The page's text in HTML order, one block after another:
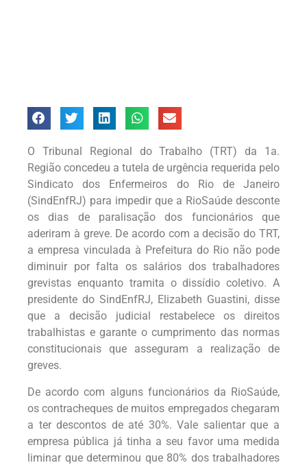
O Tribunal Regional do Trabalho (TRT) da 1a.
Região concedeu a tutela de urgência requerida pelo
Sindicato dos Enfermeiros do Rio de Janeiro
(SindEnfRJ) para impedir que a RioSaúde desconte
os dias de paralisação dos funcionários que
aderiram à greve. De acordo com a decisão do TRT,
a empresa vinculada à Prefeitura do Rio não pode
diminuir por falta os salários dos trabalhadores
grevistas enquanto tramita o dissídio coletivo. A
presidente do SindEnfRJ, Elizabeth Guastini, disse
que a decisão judicial restabelece os direitos
trabalhistas e garante o cumprimento das normas
constitucionais que asseguram a realização de
greves.
De acordo com alguns funcionários da RioSaúde,
os contracheques de muitos empregados chegaram
a ter descontos de até 30%. Vale salientar que a
empresa pública já tinha a seu favor uma medida
liminar que determinou que 80% dos trabalhadores